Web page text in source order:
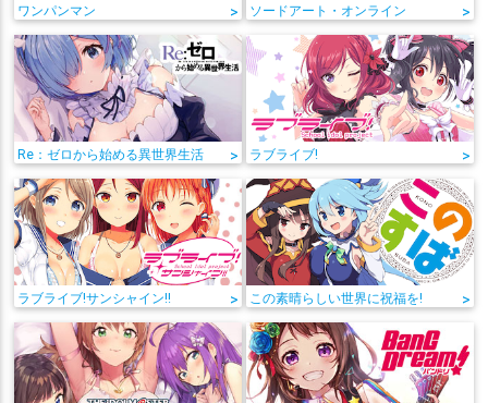
ワンパンマン > ソードアート・オンライン >
Re：ゼロから始める異世界生活 > ラブライブ! >
ラブライブ!サンシャイン!! > この素晴らしい世界に祝福を! >